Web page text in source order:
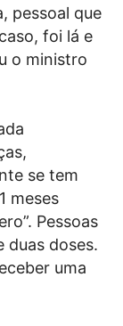
pessoal que
foi lá e
o ministro
se tem
meses
Pessoas
duas doses.
uma